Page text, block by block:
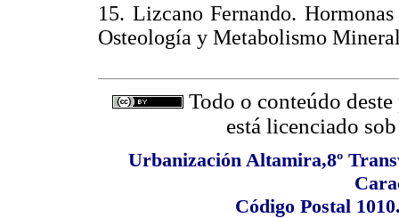
15. Lizcano Fernando.
Osteología y Metabolismo
Todo o conteúdo
está licenciado
Urbanización Altamira,8º
Código Postal